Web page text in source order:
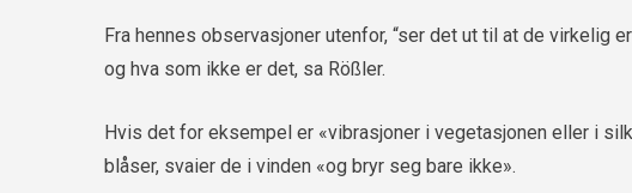
Fra hennes observasjoner utenfor, “ser det ut til at de virkelig
og hva som ikke er det, sa Rößler.
Hvis det for eksempel er «vibrasjoner i vegetasjonen eller i
blåser, svaier de i vinden «og bryr seg bare ikke».